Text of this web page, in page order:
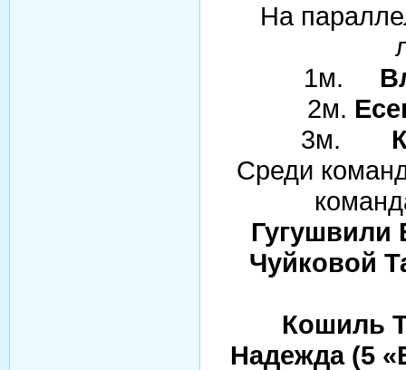
На
1м.
2м.
3м.
Среди
Гугушвили
Чуйковой
Кошиль
Надежда (5